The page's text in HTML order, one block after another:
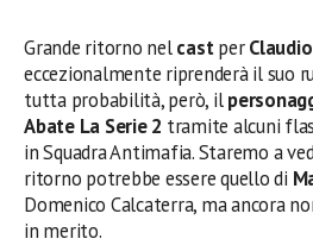
Grande ritorno nelcastper
eccezionalmente riprenderà il suo
tutta probabilità, però, il
Abate La Serie 2 tramite alcuni
in Squadra Antimafia. Staremo a
ritorno potrebbe essere quello di
Domenico Calcaterra, ma ancora
in merito.